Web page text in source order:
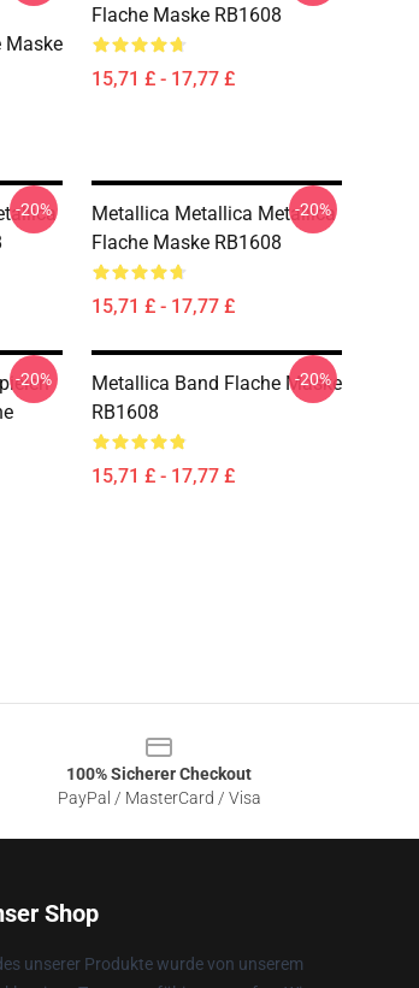
Maske
Flache Maske RB1608
15,71 £ - 17,77 £
-20%
Metallica Metallica Metallica
Flache Maske RB1608
15,71 £ - 17,77 £
-20%
-20%
Metallica Band Flache Maske
RB1608
15,71 £ - 17,77 £
-20%
100% Sicherer Checkout
PayPal / MasterCard / Visa
Shop
unserer Produkte wurde von unserem